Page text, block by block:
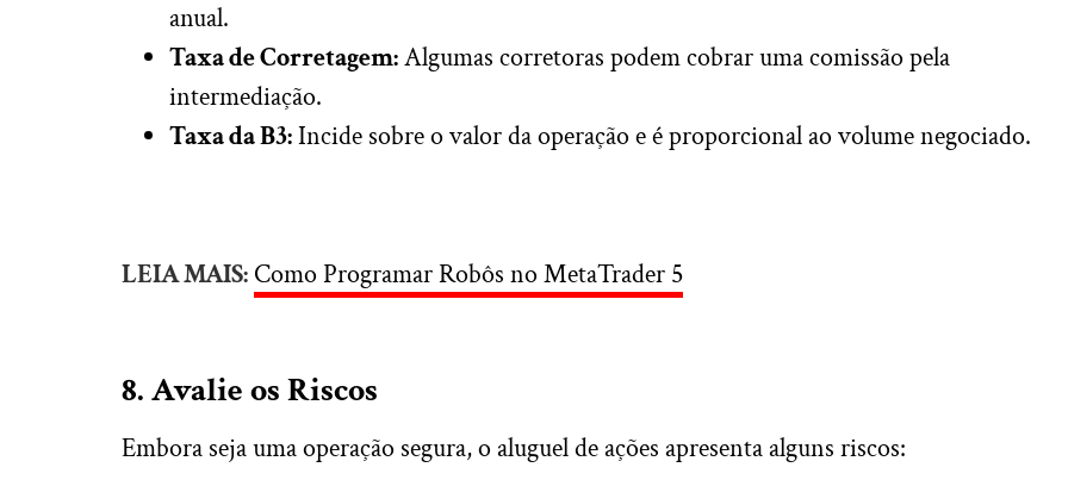
anual.
Taxa de Corretagem:Algumas corretoras podem cobrar uma comissão pela
intermediação.
Taxa da B3:Incide sobre o valor da operação e é proporcional ao volume negociado.
LEIA MAIS: Como Programar Robôs no MetaTrader 5
8. Avalie os Riscos
Embora seja uma operação segura, o aluguel de ações apresenta alguns riscos: